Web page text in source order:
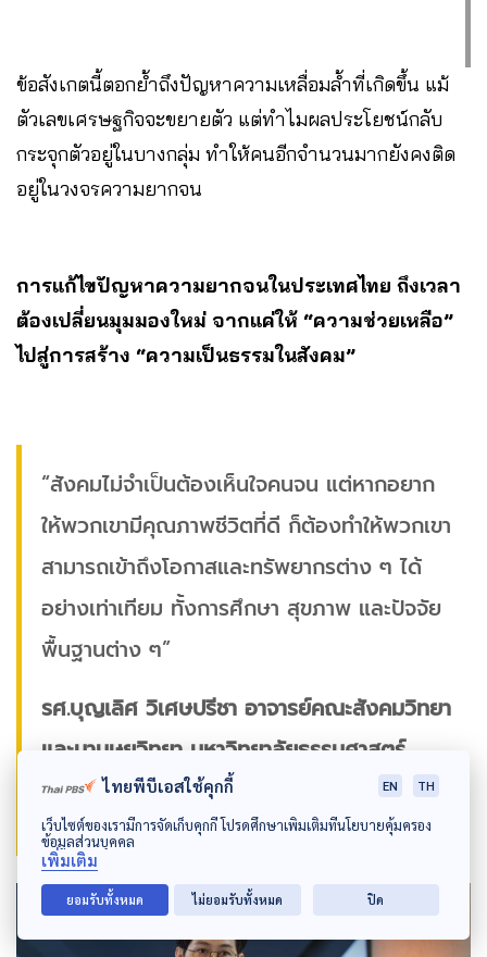
ข้อสังเกตนี้ตอกย้ำถึงปัญหาความเหลื่อมล้ำที่เกิดขึ้น แม้
ตัวเลขเศรษฐกิจจะขยายตัว แต่ทำไมผลประโยชน์กลับ
กระจุกตัวอยู่ในบางกลุ่ม ทำให้คนอีกจำนวนมากยังคงติด
อยู่ในวงจรความยากจน
การแก้ไขปัญหาความยากจนในประเทศไทย ถึงเวลา
ต้องเปลี่ยนมุมมองใหม่ จากแค่ให้ “ความช่วยเหลือ”
ไปสู่การสร้าง “ความเป็นธรรมในสังคม”
“สังคมไม่จำเป็นต้องเห็นใจคนจน แต่หากอยาก
ให้พวกเขามีคุณภาพชีวิตที่ดี ก็ต้องทำให้พวกเขา
สามารถเข้าถึงโอกาสและทรัพยากรต่าง ๆ ได้
อย่างเท่าเทียม ทั้งการศึกษา สุขภาพ และปัจจัย
พื้นฐานต่าง ๆ”
รศ.บุญเลิศ วิเศษปรีชา อาจารย์คณะสังคมวิทยา
และมานุษยวิทยา มหาวิทยาลัยธรรมศาสตร์
ไทยพีบีเอสใช้คุกกี้ EN TH
เว็บไซต์ของเรามีการจัดเก็บคุกกี้ โปรดศึกษาเพิ่มเติมที่นโยบายคุ้มครอง
ข้อมูลส่วนบุคคล
เพิ่มเติม
ยอมรับทั้งหมด ไม่ยอมรับทั้งหมด ปิด